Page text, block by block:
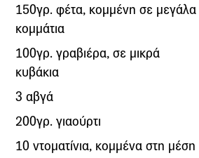
150γρ. φέτα, κομμένη σε μεγάλα
κομμάτια
100γρ. γραβιέρα, σε μικρά
κυβάκια
3 αβγά
200γρ. γιαούρτι
10 ντοματίνια, κομμένα στη μέση